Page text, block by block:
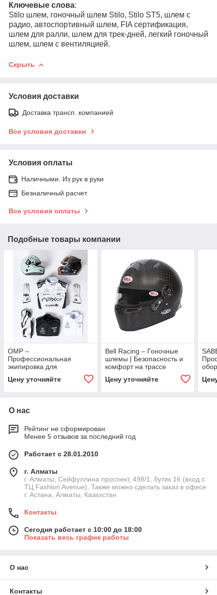
Ключевые слова:
Stilo шлем, гоночный шлем Stilo, Stilo ST5, шлем с
радио, автоспортивный шлем, FIA сертификация,
шлем для ралли, шлем для трек-дней, легкий гоночный
шлем, шлем с вентиляцией.
Скрыть
Условия доставки
Доставка трансп. компанией
Все условия доставки
Условия оплаты
Наличными. Из рук в руки
Безналичный расчет
Все условия оплаты
Подобные товары компании
OMP –
Профессиональная
экипировка для
гоночные костюмы,
Цену уточняйте
Bell Racing – Гоночные
шлемы | Безопасность и
комфорт на трассе
Цену уточняйте
О нас
Рейтинг не сформирован
Менее 5 отзывов за последний год
Работает с 28.01.2010
г. Алматы
г. Алматы, Сейфуллина проспект, 498/1, бутик 16 (вход с
ТЦ Fashion Avenue), Также можно сделать заказ в офисе
г. Астана, Алматы, Казахстан
Контакты
Сегодня работает с 10:00 до 18:00
Показать весь график работы
О нас
Контакты